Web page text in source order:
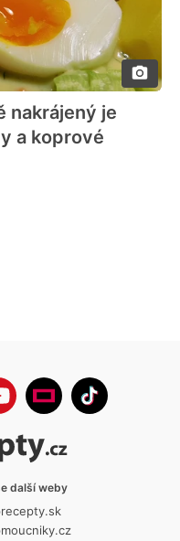
nakrájený je
a koprové
další weby